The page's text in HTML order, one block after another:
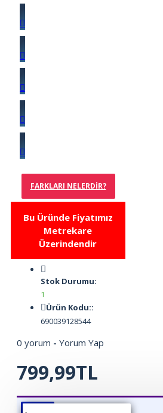
FARKLARI NELERDIR?
Bu Üründe Fiyatımız
Metrekare
Üzerindendir
Stok Durumu:
1
Ürün Kodu::
690039128544
0 yorum - Yorum Yap
799,99TL
ÜRÜN BILGISI ÜRÜN YORUMLARI